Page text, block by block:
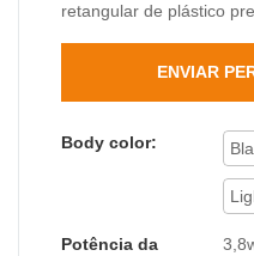
retangular de plástico
iluminação de escada e
o produto provou ser
campo(s) de luminárias
ENVIAR
Body color:
Potência da